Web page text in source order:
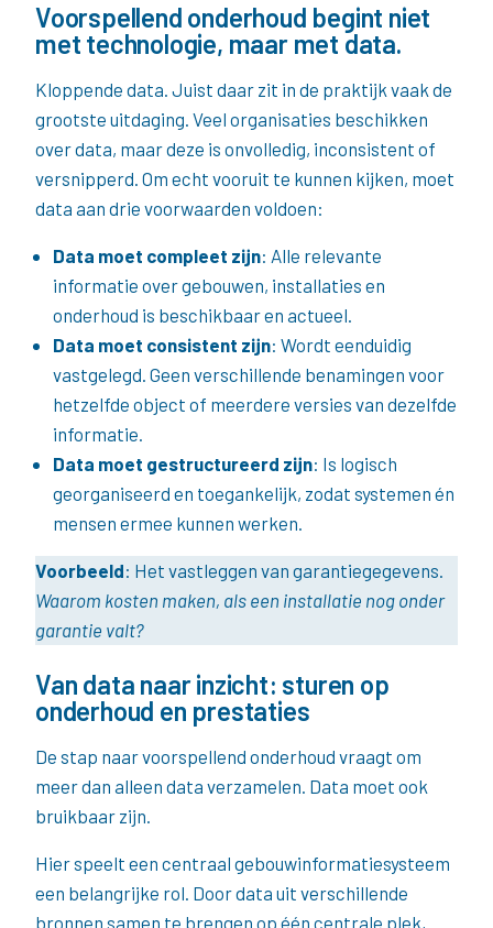
Voorspellend onderhoud begint niet
met technologie, maar met data.
Kloppende data. Juist daar zit in de praktijk vaak de
grootste uitdaging. Veel organisaties beschikken
over data, maar deze is onvolledig, inconsistent of
versnipperd. Om echt vooruit te kunnen kijken, moet
data aan drie voorwaarden voldoen:
Data moet compleet zijn: Alle relevante
informatie over gebouwen, installaties en
onderhoud is beschikbaar en actueel.
Data moet consistent zijn: Wordt eenduidig
vastgelegd. Geen verschillende benamingen voor
hetzelfde object of meerdere versies van dezelfde
informatie.
Data moet gestructureerd zijn: Is logisch
georganiseerd en toegankelijk, zodat systemen én
mensen ermee kunnen werken.
Voorbeeld: Het vastleggen van garantiegegevens.
Waarom kosten maken, als een installatie nog onder
garantie valt?
Van data naar inzicht: sturen op
onderhoud en prestaties
De stap naar voorspellend onderhoud vraagt om
meer dan alleen data verzamelen. Data moet ook
bruikbaar zijn.
Hier speelt een centraal gebouwinformatiesysteem
een belangrijke rol. Door data uit verschillende
bronnen samen te brengen op één centrale plek,